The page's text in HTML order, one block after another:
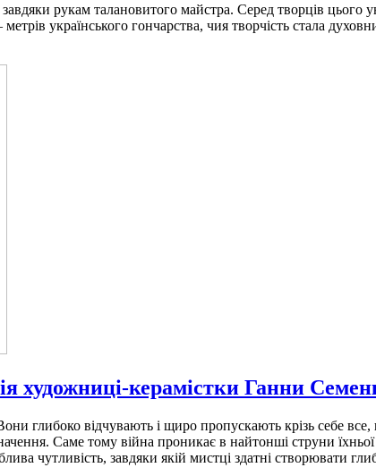
рукам талановитого майстра. Серед творців цього
українського гончарства, чия творчість стала
художниці-керамістки Ганни
глибоко відчувають і щиро пропускають крізь себе
Саме тому війна проникає в найтонші струни
чутливість, завдяки якій мистці здатні створювати